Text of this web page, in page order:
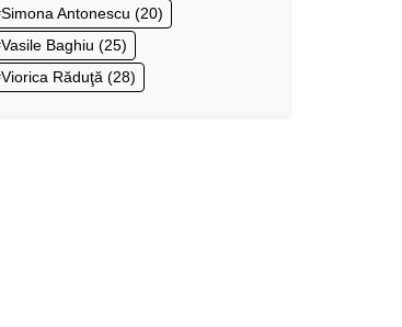
Simona Antonescu (20)
Vasile Baghiu (25)
Viorica Răduţă (28)